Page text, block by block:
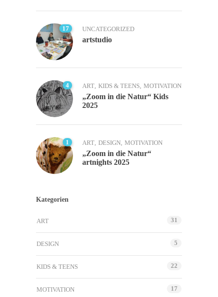
17 UNCATEGORIZED
artstudio
4 ART, KIDS & TEENS, MOTIVATION
„Zoom in die Natur“ Kids
2025
1 ART, DESIGN, MOTIVATION
„Zoom in die Natur“
artnights 2025
Kategorien
ART 31
DESIGN 5
KIDS & TEENS 22
MOTIVATION 17